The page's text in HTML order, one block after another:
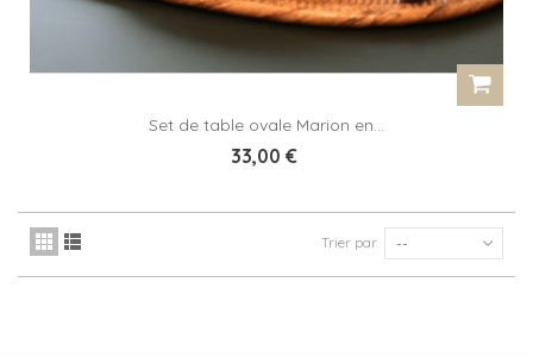
Set de table ovale Marion en...
33,00 €
Trier par --